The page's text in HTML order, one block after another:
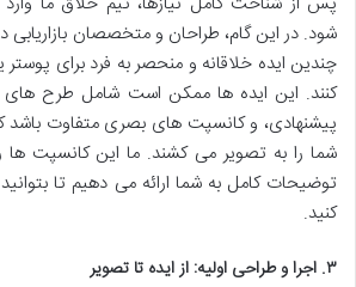
شود. در این گام، طراحان و متخصصان
چندین ایده خلاقانه و منحصر به فرد برای
کنند. این ایده ها ممکن است شامل طرح های
پیشنهادی، و کانسپت های بصری متفاوت باشد
شما را به تصویر می کشند. ما این کانسپت
توضیحات کامل به شما ارائه می دهیم تا بتوانید
کنید.
۳. اجرا و طراحی اولیه: از ایده تا تصویر